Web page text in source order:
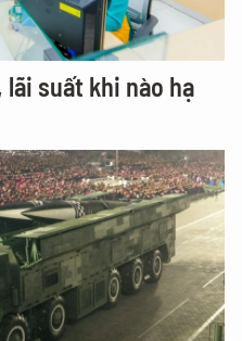
lãi suất khi nào hạ